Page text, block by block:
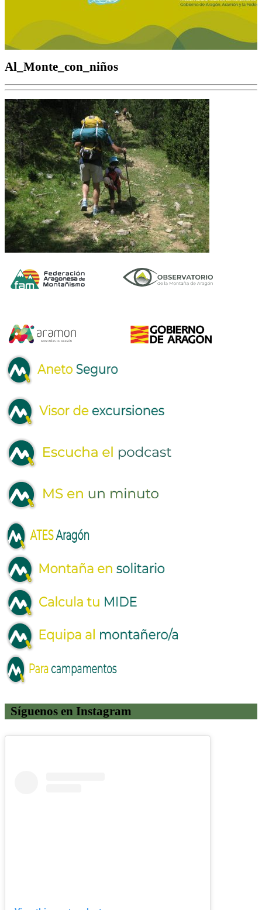
Al_Monte_con_niños
Síguenos en Instagram